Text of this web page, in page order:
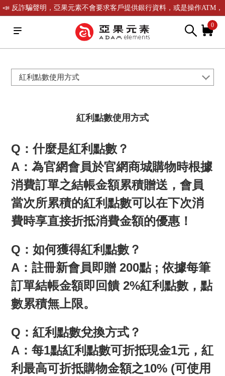
📣 反詐騙聲明，亞果元素不會要求客戶提供銀行資料，或是操作ATM，
可致電(02)-2738-9900聯繫我們或是165反詐騙電話查證！ 0
紅利點數使用方式
紅利點數使用方式
Q：什麼是紅利點數？
A：為官網會員於官網商城購物時根據
消費訂單之結帳金額累積贈送，會員
當次所累積的紅利點數可以在下次消
費時享直接折抵消費金額的優惠！
Q：如何獲得紅利點數？
A：註冊新會員即贈 200點 ; 依據每筆
訂單結帳金額即回饋 2%紅利點數，點
數累積無上限。
Q：紅利點數兌換方式？
A：每1點紅利點數可折抵現金1元，紅
利最高可折抵購物金額之10% (可使用